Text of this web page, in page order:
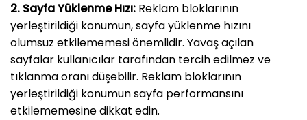
2. Sayfa Yüklenme Hızı: Reklam bloklarının
yerleştirildiği konumun, sayfa yüklenme hızını
olumsuz etkilememesi önemlidir. Yavaş açılan
sayfalar kullanıcılar tarafından tercih edilmez ve
tıklanma oranı düşebilir. Reklam bloklarının
yerleştirildiği konumun sayfa performansını
etkilememesine dikkat edin.